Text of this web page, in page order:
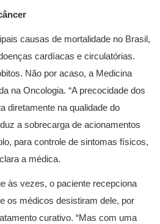
causas de mortalidade no Brasil,
cardíacas e circulatórias.
Não por acaso, a Medicina
na Oncologia. “A precocidade dos
diretamente na qualidade do
a sobrecarga de acionamentos
para controle de sintomas físicos,
a médica.
às vezes, o paciente recepciona
os médicos desistiram dele, por
curativo. “Mas com uma